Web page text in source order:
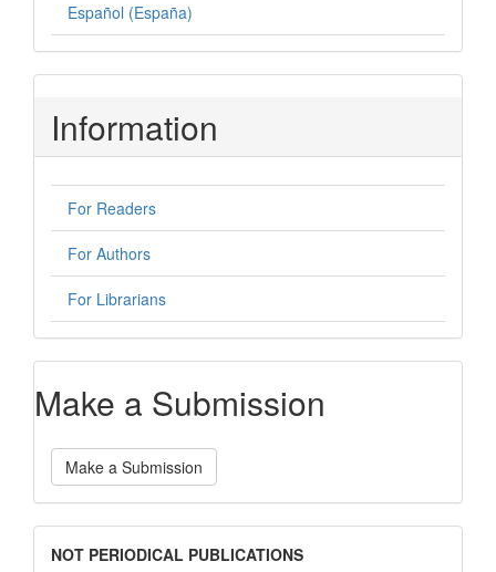
Español (España)
Information
For Readers
For Authors
For Librarians
Make a Submission
Make a Submission
NOT PERIODICAL PUBLICATIONS